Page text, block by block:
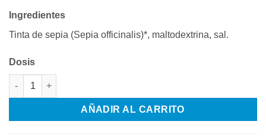
Ingredientes
Tinta de sepia (Sepia officinalis)*, maltodextrina, sal.
Dosis
NARANJA DESHIDRATADA RODAJAS 200GR cantidad
AÑADIR AL CARRITO